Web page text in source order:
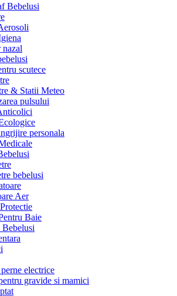
Bebelusi
nazal
scutece
& Statii Meteo
pulsului
personala
bebelusi
Aer
Baie
Bebelusi
electrice
gravide si mamici